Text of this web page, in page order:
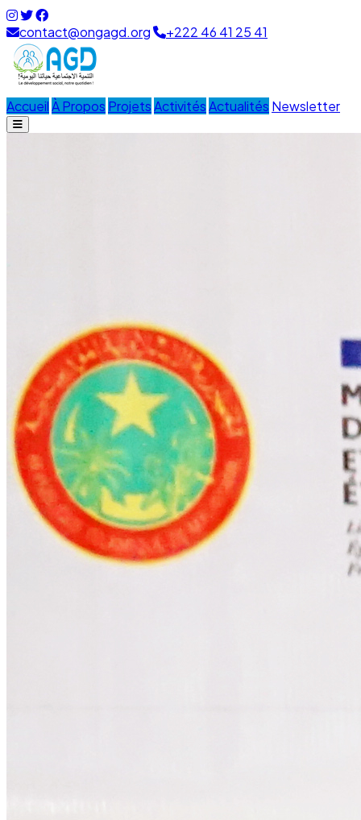
contact@ongagd.org +222 46 41 25 41
AccueilÀ Propos ProjetsActivitésActualités Newsletter